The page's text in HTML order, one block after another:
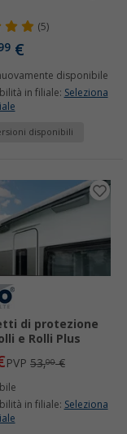
(5)
€
disponibile
in filiale: Seleziona
disponibili
di protezione
e Rolli Plus
PVP 53,00€
in filiale: Seleziona